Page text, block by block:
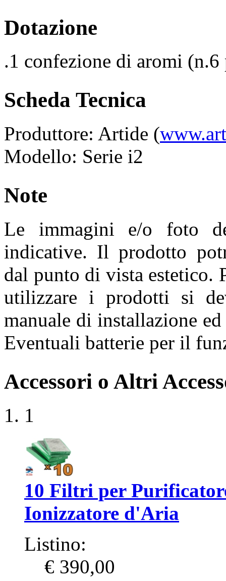
Dotazione
.1 confezione di aromi (n.6
Scheda Tecnica
Produttore: Artide (
Modello: Serie i2
Note
Le immagini e/o foto
indicative. Il prodotto
dal punto di vista estetico.
utilizzare i prodotti si
manuale di installazione
Eventuali batterie per il
Accessori o Altri
1
10 Filtri per
Ionizzatore d'Aria
Listino:
€ 390,00